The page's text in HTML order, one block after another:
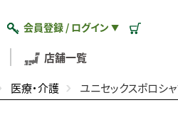
会員登録 / ログイン ▼
店舗一覧
医療・介護 ユニセックスポロシ